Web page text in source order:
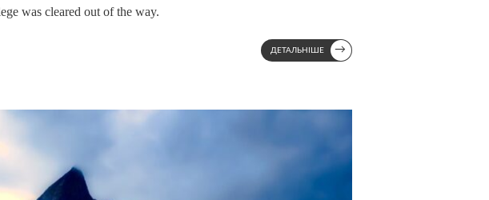
was cleared out of the way.
ДЕТАЛЬНІШЕ →